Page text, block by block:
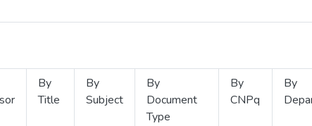
By
Title
By
Subject
By
Document
Type
By
CNPq
By